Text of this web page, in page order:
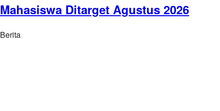
Mahasiswa Ditarget Agustus 2026
Berita